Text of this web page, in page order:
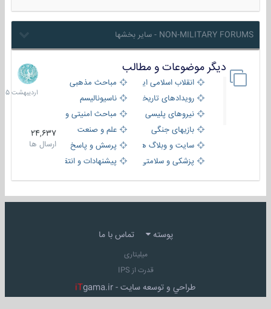
NON-MILITARY FORUMS - سایر بخشها
دیگر موضوعات و مطالب
انقلاب اسلامی ایران
مباحث مذهبی
رویدادهای تاریخی و مذهبیناسیونالیسم
نیروهای پلیسی
مباحث امنیتی و اطلاعاتی
بازیهای جنگی
علم و صنعت
سایت و وبلاگ ها
پرسش و پاسخ
پزشکی و سلامتی
پیشنهادات و انتقادات
24,637
ارسال ها
8
1405
پوسته تماس با ما
میلیتاری
قدرت از IPS
طراحي و توسعه سايت - iTgama.ir